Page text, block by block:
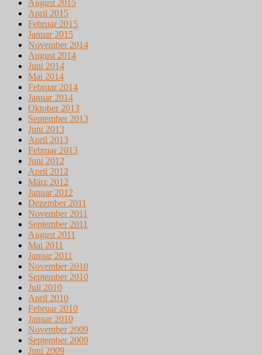
August 2015
April 2015
Februar 2015
Januar 2015
November 2014
August 2014
Juni 2014
Mai 2014
Februar 2014
Januar 2014
Oktober 2013
September 2013
Juni 2013
April 2013
Februar 2013
Juni 2012
April 2012
März 2012
Januar 2012
Dezember 2011
November 2011
September 2011
August 2011
Mai 2011
Januar 2011
November 2010
September 2010
Juli 2010
April 2010
Februar 2010
Januar 2010
November 2009
September 2009
Juni 2009